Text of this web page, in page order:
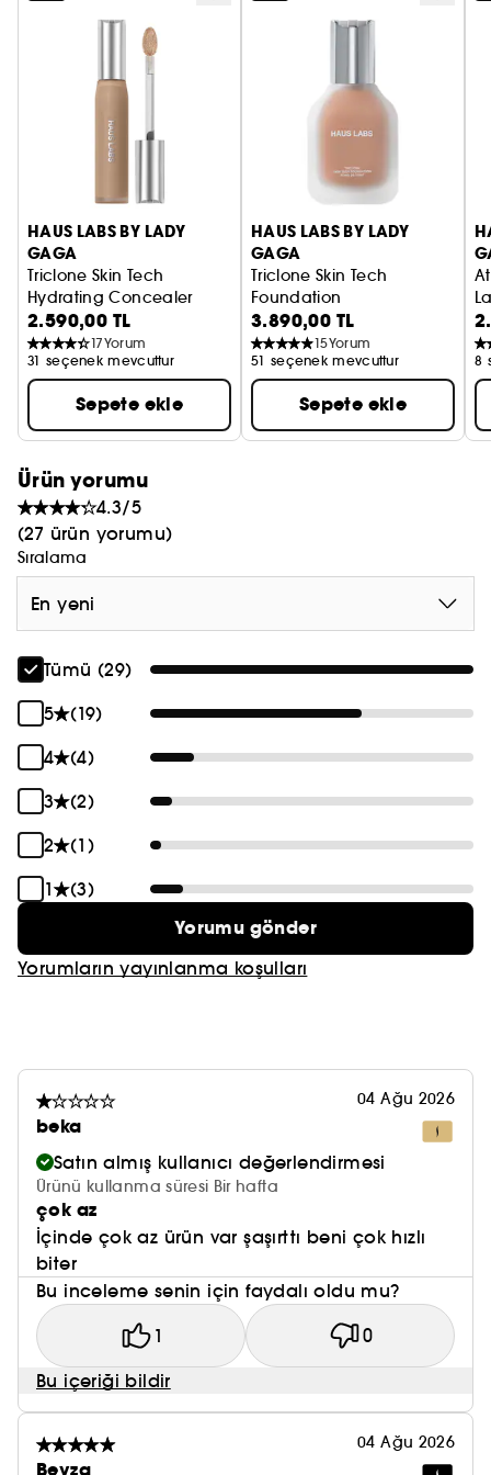
görünümünü azaltır
2 - Goji meyvesi kompleksi: Cildin daha ışıltılı ve
dolgun görünmesini sağlar
3 - Fermente Shiunko: Kolajen sentezini destekler
HAUS LABS BY LADY
GAGA
Triclone Skin Tech
Hydrating Concealer
Fermente Arnika Özlü Kapatıcı
2.590,00 TL
17Yorum
31 seçenek mevcuttur
Sepete ekle
HAUS LABS BY LADY
GAGA
Triclone Skin Tech
Foundation
Fermente Arnika Özlü
3.890,00 TL
15Yorum
51 seçenek mevcuttur
Sepete ekle
8
Ürün yorumu
4.3/5
(27 ürün yorumu)
Sıralama
En yeni
Tümü (29)
5
(19)
4
(4)
3
(2)
2
(1)
1
(3)
Yorumu gönder
Yorumların yayınlanma koşulları
04 Ağu 2026
beka
Satın almış kullanıcı değerlendirmesi
Ürünü kullanma süresi Bir hafta
çok az
İçinde çok az ürün var şaşırttı beni çok hızlı
biter
Bu inceleme senin için faydalı oldu mu?
1 0
Bu içeriği bildir
04 Ağu 2026